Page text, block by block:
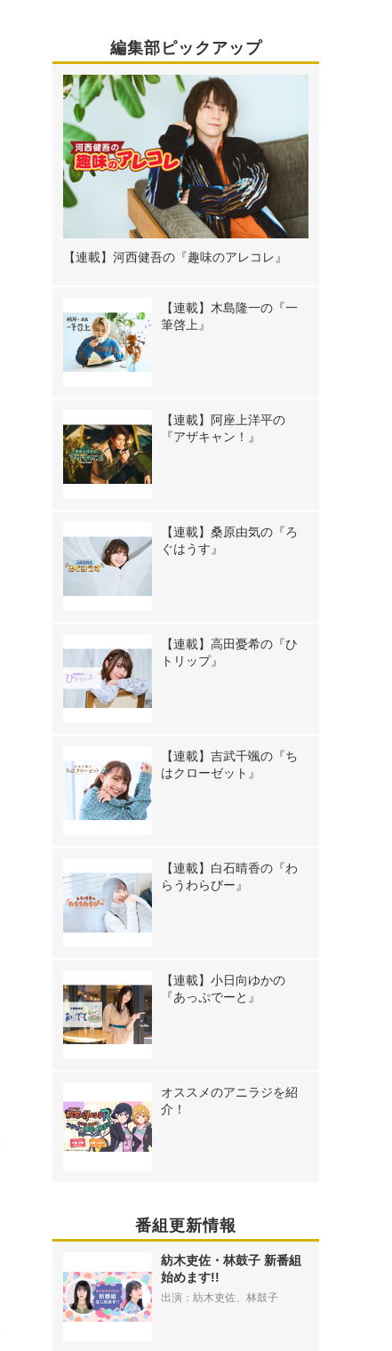
編集部ピックアップ
【連載】河西健吾の『趣味のアレコレ』
【連載】木島隆一の『一
筆啓上』
【連載】阿座上洋平の
『アザキャン！』
【連載】桑原由気の『ろ
ぐはうす』
【連載】高田憂希の『ひ
トリップ』
【連載】吉武千颯の『ち
はクローゼット』
【連載】白石晴香の『わ
らうわらびー』
【連載】小日向ゆかの
『あっぷでーと』
オススメのアニラジを紹
介！
番組更新情報
紡木吏佐・林鼓子 新番組
始めます!!
出演：紡木吏佐、林鼓子